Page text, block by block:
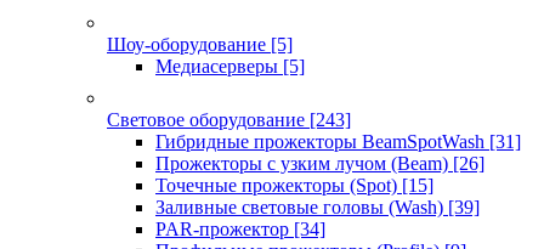
Шоу-оборудование [5]
Медиасерверы [5]
Световое оборудование [243]
Гибридные прожекторы BeamSpotWash [31]
Прожекторы с узким лучом (Beam) [26]
Точечные прожекторы (Spot) [15]
Заливные световые головы (Wash) [39]
PAR-прожектор [34]